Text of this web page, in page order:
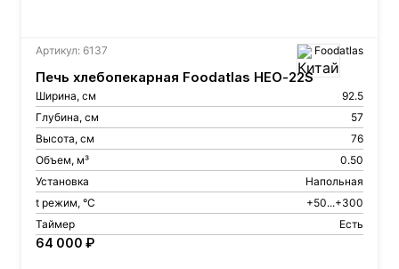
Артикул: 6137 Foodatlas
Печь хлебопекарная Foodatlas HEO-22S
Ширина, см
92.5
Глубина, см
57
Высота, см
76
Объем, м³
0.50
Установка
Напольная
t режим, °С
+50...+300
Таймер
Есть
64 000 ₽